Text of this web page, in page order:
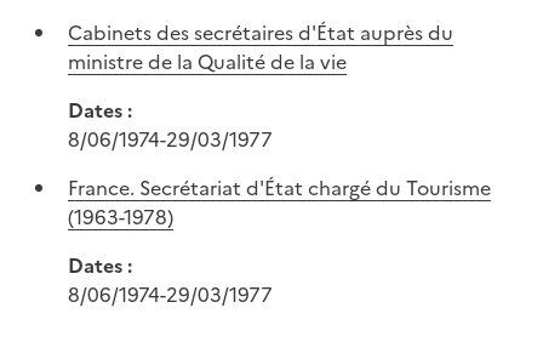
Cabinets des secrétaires d'État auprès du
ministre de la Qualité de la vie
Dates :
8/06/1974-29/03/1977
France. Secrétariat d'État chargé du Tourisme
(1963-1978)
Dates :
8/06/1974-29/03/1977